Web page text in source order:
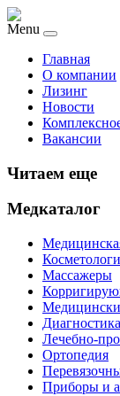
Menu
Главная
О компании
Лизинг
Новости
Вакансии
Читаем еще
Медкаталог
Массажеры
Диагностика
Лечебно-
Ортопедия
Приборы и